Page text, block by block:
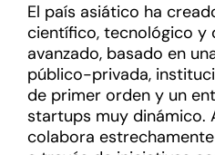
El país asiático ha
científico, tecnológico y
avanzado, basado en
público-privada,
de primer orden y un
startups muy dinámico.
colabora